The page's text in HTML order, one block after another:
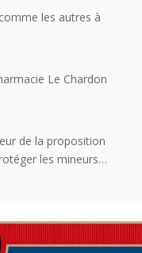
aux
et de l’arc
la Haute-Savoie
les autres à
Le Chardon
de la proposition
les mineurs
des réseaux